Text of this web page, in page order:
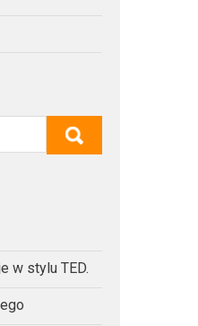
w stylu TED.